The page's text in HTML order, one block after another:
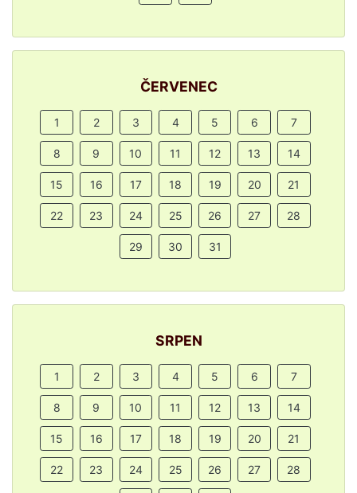
ČERVENEC
1 2 3 4 5 6 7
8 9 10 11 12 13 14
15 16 17 18 19 20 21
22 23 24 25 26 27 28
29 30 31
SRPEN
1 2 3 4 5 6 7
8 9 10 11 12 13 14
15 16 17 18 19 20 21
22 23 24 25 26 27 28